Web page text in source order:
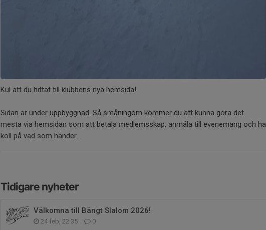
Kul att du hittat till klubbens nya hemsida!
Sidan är under uppbyggnad. Så småningom kommer du att kunna göra det
mesta via hemsidan som att betala medlemsskap, anmäla till evenemang och ha
koll på vad som händer.
Tidigare nyheter
Välkomna till Bängt Slalom 2026!
24 feb, 22:35 0